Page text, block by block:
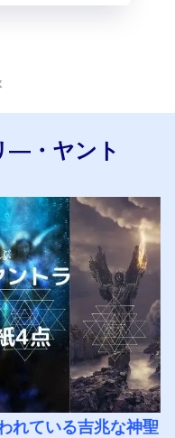
―・ヤント
れている吉兆な神聖